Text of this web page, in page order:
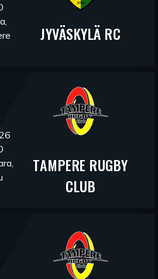
JYVÄSKYLÄ RC
TAMPERE RUGBY
CLUB